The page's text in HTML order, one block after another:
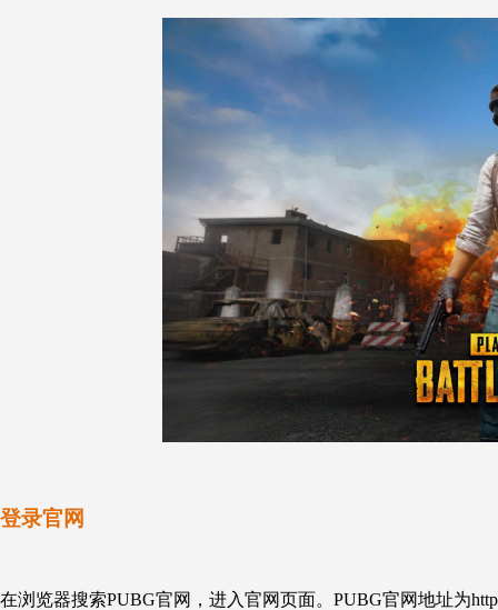
登录官网
在浏览器搜索PUBG官网，进入官网页面。PUBG官网地址为